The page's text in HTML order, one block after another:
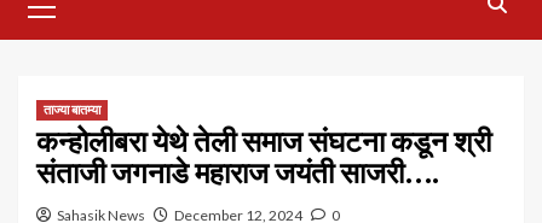
Menu
ताज्या बातम्या
कन्होलीबरा येथे तेली समाज संघटना कडून श्री
संताजी जगनाडे महाराज जयंती साजरी….
Sahasik News December 12, 2024 0